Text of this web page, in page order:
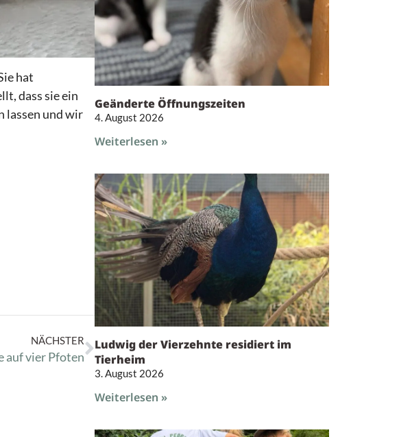
hat
dass sie ein
lassen und wir
NÄCHSTER
auf vier Pfoten
Geänderte Öffnungszeiten
4. August 2026
Weiterlesen »
Ludwig der Vierzehnte residiert im
Tierheim
3. August 2026
Weiterlesen »